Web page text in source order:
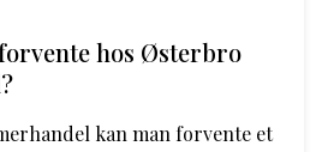
hos Østerbro
kan man forvente et